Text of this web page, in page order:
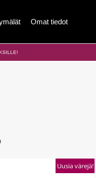
Omat tiedot
Uusia värejä!